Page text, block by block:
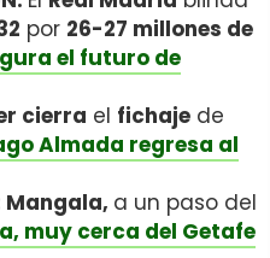
por 26-27 millones de
el futuro de
cierra el fichaje de
Almada regresa al
Mangala, a un paso del
muy cerca del Getafe